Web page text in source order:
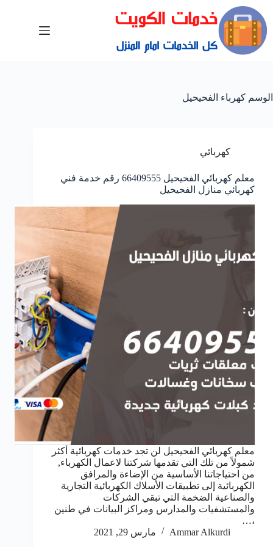
الوسم كهرباء الفحيحيل
كهربائي
معلم كهربائي الفحيحيل 66409555 رقم خدمة فني
كهربائي منازل الفحيحيل
معلم كهربائي الفحيحيل لن تجد خدمات كهربائية أكثر
شمولاً من تلك التي تقدمها شركتنا لاعمال الكهرباء,
من احتياجاتنا الأساسية من الإضاءة والمرافق
الكهربائية إلى تطبيقات الأسلاك الكهربائية التجارية
والصناعية الضخمة التي تبقي الشركات
والمستشفيات والمدارس ومراكز البيانات في طنين
،…
Ammar Alkurdi
مارس 29, 2021